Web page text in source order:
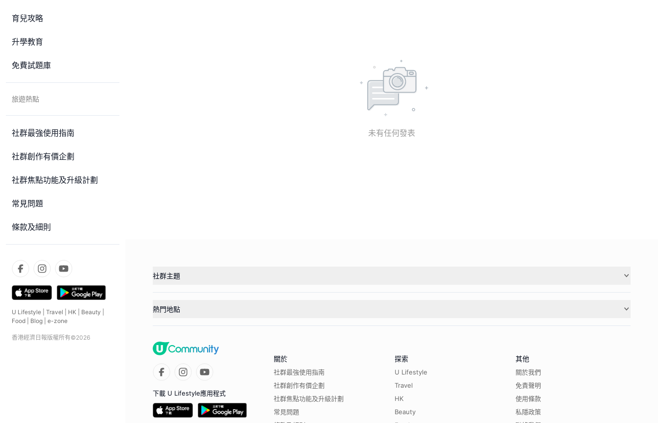
育兒攻略
升學教育
免費試題庫
旅遊熱點
社群最強使用指南
社群創作有價企劃
社群焦點功能及升級計劃
常見問題
條款及細則
U Lifestyle Travel HK Beauty
Food
Blog e-zone
香港經濟日報版權所有©2026
未有任何發表
社群主題
熱門地點
下載 U Lifestyle應用程式
關於
社群最強使用指南
社群創作有價企劃
社群焦點功能及升級計劃
常見問題
探索
U Lifestyle
Travel
HK
Beauty
其他
關於我們
免責聲明
使用條款
私隱政策